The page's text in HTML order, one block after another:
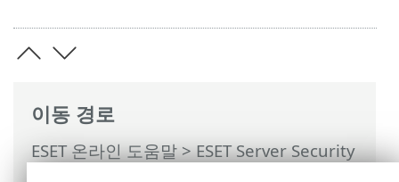
이동 경로
ESET 온라인 도움말>ESET Server Security